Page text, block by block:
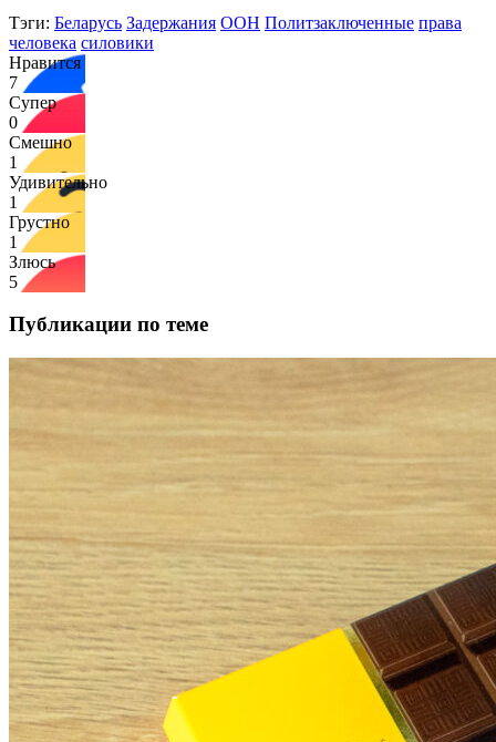
Тэги: Беларусь Задержания ООН Политзаключенные права
человека силовики
Нравится
7
Супер
0
Смешно
1
Удивительно
1
Грустно
1
Злюсь
5
Публикации по теме